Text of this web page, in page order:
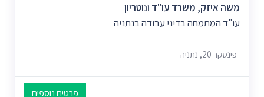
משה איזק, משרד עו"ד ונוטריון
עו"ד המתמחה בדיני עבודה בנתניה
פינסקר 20, נתניה
פרטים נוספים